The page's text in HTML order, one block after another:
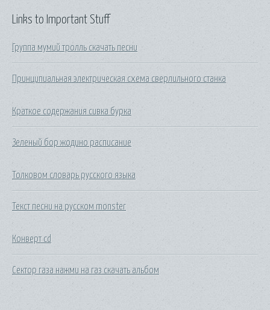
Links to Important Stuff
Группа мумий тролль скачать песни
Принципиальная электрическая схема сверлильного станка
Краткое содержания сивка бурка
Зеленый бор жодино расписание
Толковом словарь русского языка
Текст песни на русском monster
Конверт cd
Сектор газа нажми на газ скачать альбом